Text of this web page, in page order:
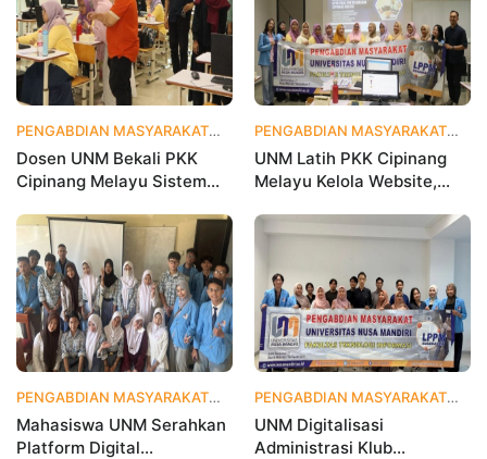
PENGABDIAN MASYARAKAT 1 bulan yang lalu
Dosen UNM Bekali PKK
Cipinang Melayu Sistem
Dorong Pemberdayaan
Berbasis Data
PENGABDIAN MASYARAKAT
UNM Latih PKK Cipinang
Melayu Kelola Website,
Digital Masyarakat
PENGABDIAN MASYARAKAT 1 bulan yang lalu
Mahasiswa UNM Serahkan
Platform Digital
PENGABDIAN MASYARAKAT
UNM Digitalisasi
Administrasi Klub